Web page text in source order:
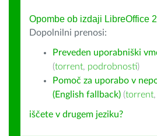
Opombe ob izdaji LibreOffice
Dopolnilni prenosi:
Preveden uporabniški
(torrent, podrobnosti)
Pomoč za uporabo v
(English fallback) (torrent,
iščete v drugem jeziku?